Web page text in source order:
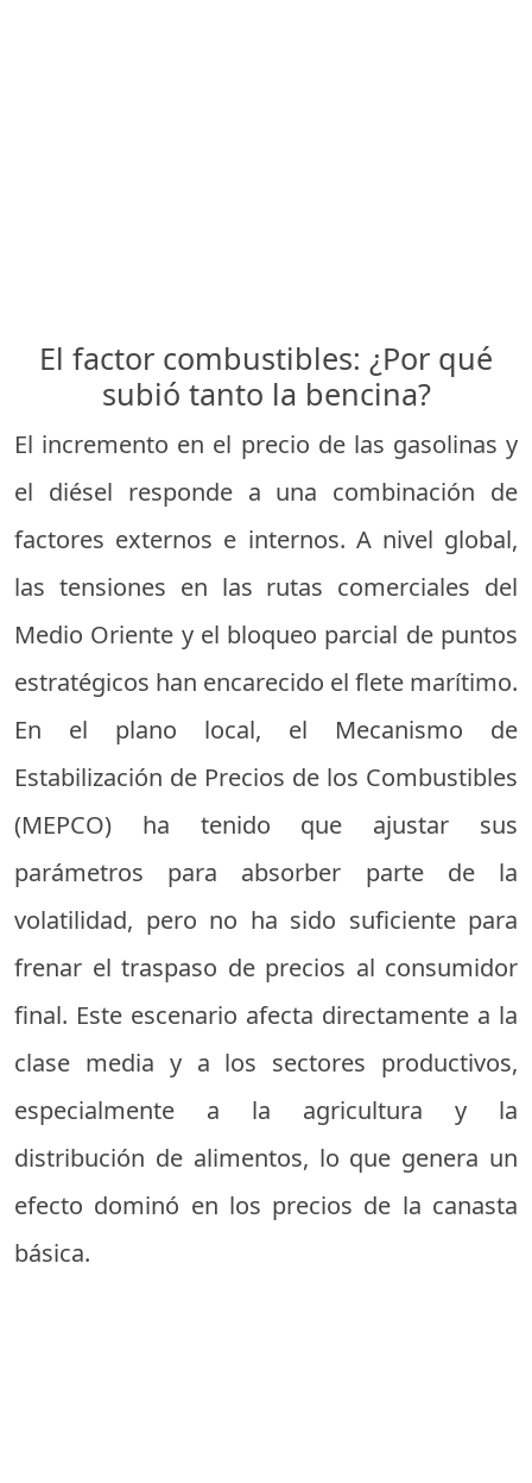
El factor combustibles: ¿Por qué
subió tanto la bencina?
El incremento en el precio de las gasolinas y
el diésel responde a una combinación de
factores externos e internos. A nivel global,
las tensiones en las rutas comerciales del
Medio Oriente y el bloqueo parcial de puntos
estratégicos han encarecido el flete marítimo.
En el plano local, el Mecanismo de
Estabilización de Precios de los Combustibles
(MEPCO) ha tenido que ajustar sus
parámetros para absorber parte de la
volatilidad, pero no ha sido suficiente para
frenar el traspaso de precios al consumidor
final. Este escenario afecta directamente a la
clase media y a los sectores productivos,
especialmente a la agricultura y la
distribución de alimentos, lo que genera un
efecto dominó en los precios de la canasta
básica.